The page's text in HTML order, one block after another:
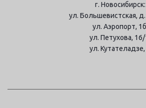
г. Новосибирск:
ул. Большевистская,
ул. Аэропорт,
ул. Петухова, 16/
ул. Кутателадзе,